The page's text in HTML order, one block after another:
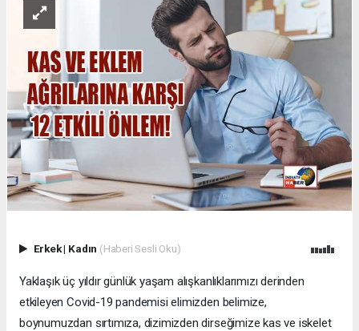
Erkek| Kadın (Haberi Sesli Oku)
Yaklaşık üç yıldır günlük yaşam alışkanlıklarımızı derinden
etkileyen Covid-19 pandemisi elimizden belimize,
boynumuzdan sırtımıza, dizimizden dirseğimize kas ve iskelet